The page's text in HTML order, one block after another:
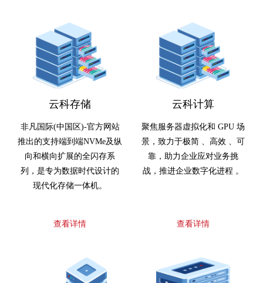
云科存储
非凡国际(中国区)-官方网站
推出的支持端到端NVMe及纵
向和横向扩展的全闪存系
列，是专为数据时代设计的
现代化存储一体机。
查看详情
云科计算
聚焦服务器虚拟化和 GPU 场
景，致力于极简 、高效 、可
靠，助力企业应对业务挑
战，推进企业数字化进程 。
查看详情